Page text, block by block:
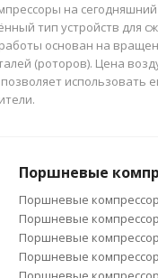
на
тип устройств для
основан на
(роторов). Цена
использовать
Поршневые
Поршневые
Поршневые
Поршневые
Поршневые